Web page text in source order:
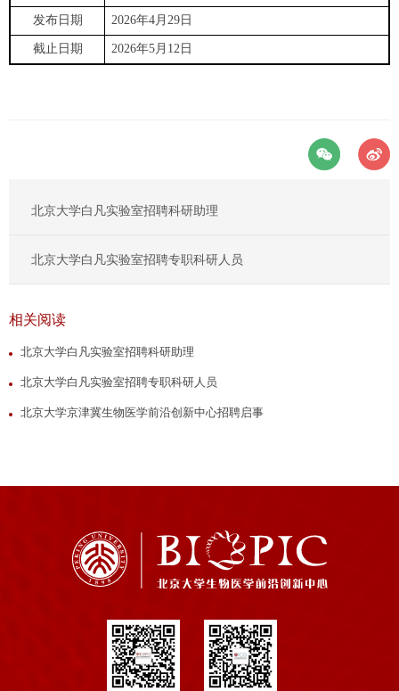
发布日期 2026年4月29日
截止日期 2026年5月12日
北京大学白凡实验室招聘科研助理
北京大学白凡实验室招聘专职科研人员
相关阅读
北京大学白凡实验室招聘科研助理
北京大学白凡实验室招聘专职科研人员
北京大学京津冀生物医学前沿创新中心招聘启事